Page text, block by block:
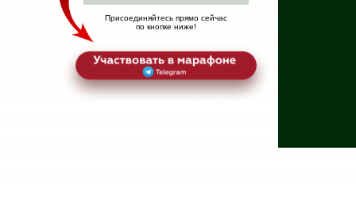
Присоединяйтесь прямо сейчас
по кнопке ниже!